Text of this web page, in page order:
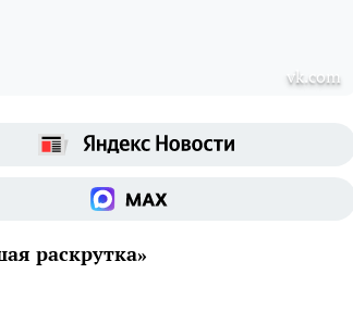
vk.com
раскрутка»